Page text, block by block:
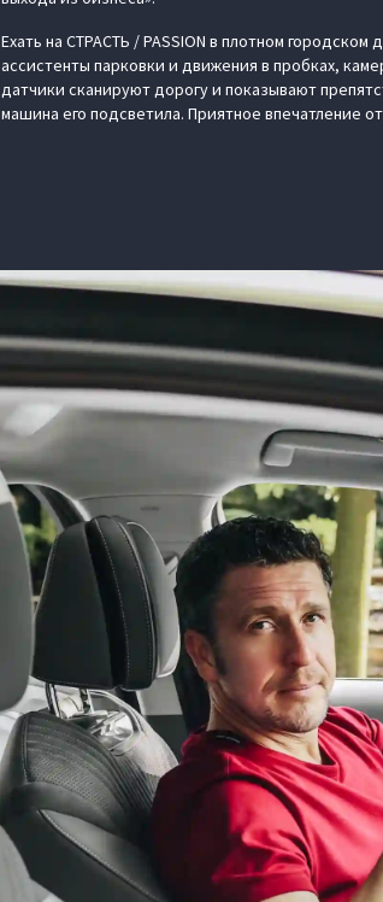
Ехать на СТРАСТЬ / PASSION в плотном
ассистенты парковки и движения в пробках,
датчики сканируют дорогу и показывают
машина его подсветила. Приятное впечатление